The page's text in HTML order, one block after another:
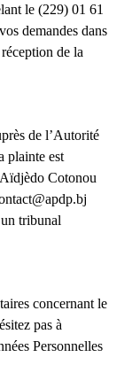
le (229) 01 61
demandes dans
de la
de l’Autorité
plainte est
Cotonou
tribunal
concernant le
pas à
Personnelles